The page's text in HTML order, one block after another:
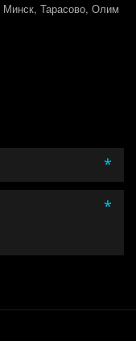
Минск, Тарасово, Олим
*
*